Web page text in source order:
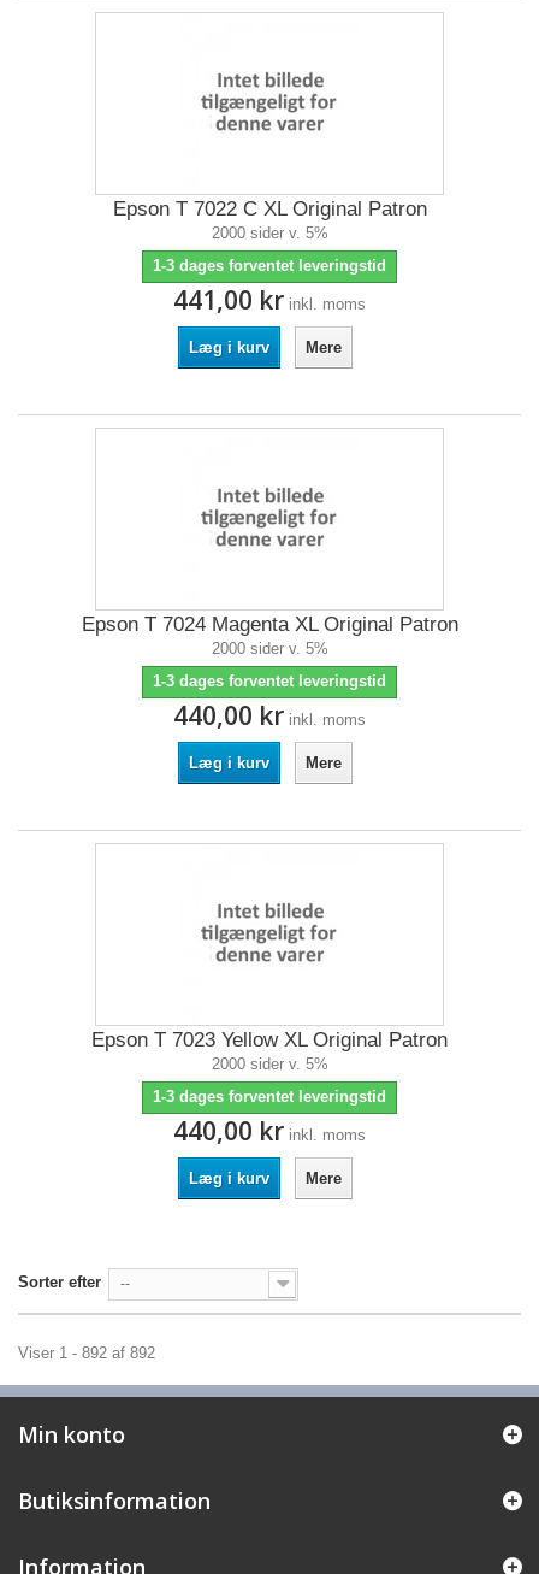
Epson T 7022 C XL Original Patron
2000 sider v. 5%
1-3 dages forventet leveringstid
441,00 kr inkl. moms
Læg i kurv Mere
Epson T 7024 Magenta XL Original Patron
2000 sider v. 5%
1-3 dages forventet leveringstid
440,00 kr inkl. moms
Læg i kurv Mere
Epson T 7023 Yellow XL Original Patron
2000 sider v. 5%
1-3 dages forventet leveringstid
440,00 kr inkl. moms
Læg i kurv Mere
Sorter efter --
Viser 1 - 892 af 892
Min konto
Butiksinformation
Information